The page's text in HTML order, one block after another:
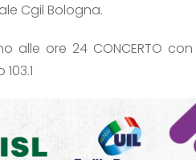
Cgil Bologna.
alle ore 24 CONCERTO